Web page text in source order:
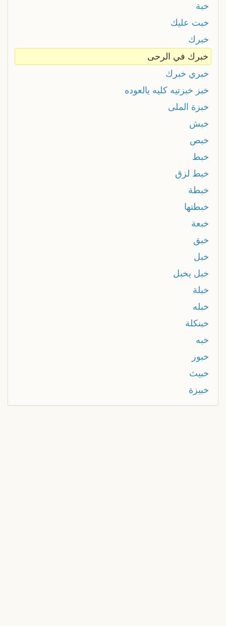
خبة
خبت عليك
خبرك
خبرك في الرحى
خبري خبرك
خبز خبزتيه كليه يالعوده
خبزة الملى
خبش
خبص
خبط
خبط لزق
خبطة
خبطتها
خبعة
خبق
خبل
خبل يخبل
خبلة
خبله
خبنكلة
خبه
خبور
خبيث
خبيزة